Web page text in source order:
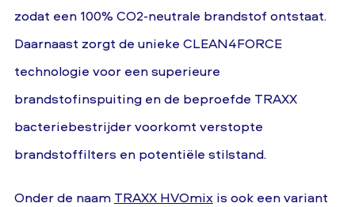
zodat een 100% CO2-neutrale brandstof ontstaat.
Daarnaast zorgt de unieke CLEAN4FORCE
technologie voor een superieure
brandstofinspuiting en de beproefde TRAXX
bacteriebestrijder voorkomt verstopte
brandstoffilters en potentiële stilstand.
Onder de naam TRAXX HVOmixis ook een variant